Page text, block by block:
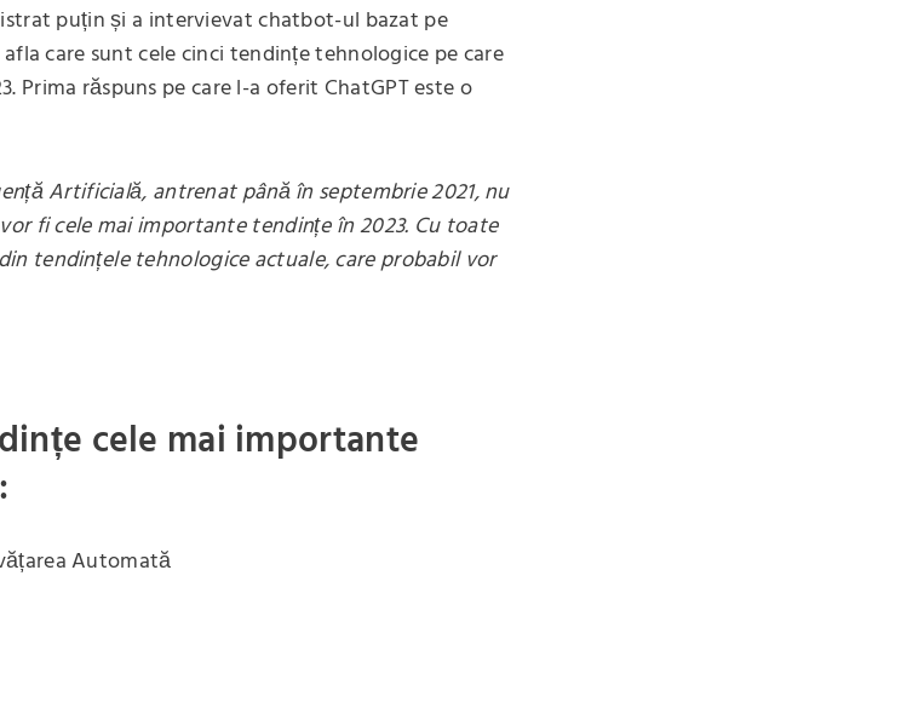
puțin și a intervievat chatbot-ul bazat pe
care sunt cele cinci tendințe tehnologice pe care
Prima răspuns pe care l-a oferit ChatGPT este o
Artificială, antrenat până în septembrie 2021, nu
fi cele mai importante tendințe în 2023. Cu toate
tendințele tehnologice actuale, care probabil vor
cele mai importante
Automată